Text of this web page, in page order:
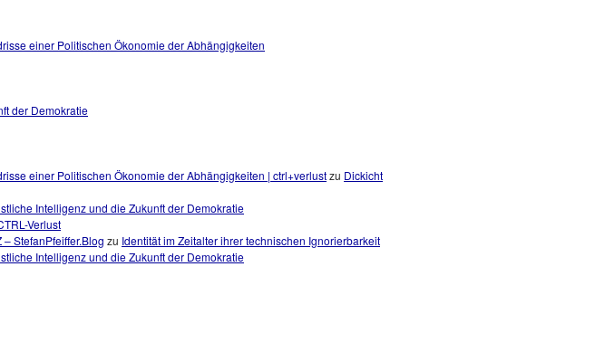
einer Politischen Ökonomie der Abhängigkeiten
der Demokratie
einer Politischen Ökonomie der Abhängigkeiten | ctrl+verlustzu Dickicht
Intelligenz und die Zukunft der Demokratie
Verlust
StefanPfeiffer.Blog zu Identität im Zeitalter ihrer technischen Ignorierbarkeit
Intelligenz und die Zukunft der Demokratie